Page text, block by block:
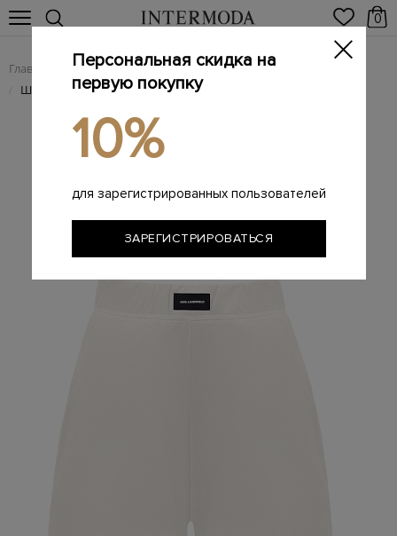
0
Главная Женщинам / Женская одежда / Женские шорты
/ Шорты из мягкого хлопкового футера с контрастным патчем
Персональная скидка на
первую покупку
10%
для зарегистрированных пользователей
ЗАРЕГИСТРИРОВАТЬСЯ